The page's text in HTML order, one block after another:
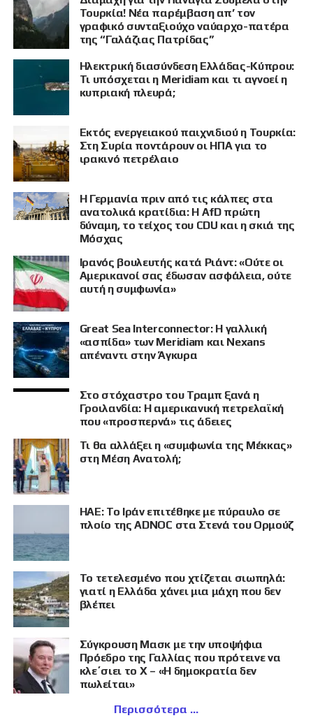
ΠΡΟΒΟΛΗ
Τουρκία! Νέα παρέμβαση απ’ τον
γραφικό συνταξιούχο ναύαρχο-πατέρα
της “Γαλάζιας Πατρίδας”
Ηλεκτρική διασύνδεση Ελλάδας-Κύπρου:
Τι υπόσχεται η Meridiam και τι αγνοεί η
κυπριακή πλευρά;
Εκτός ενεργειακού παιχνιδιού η Τουρκία:
Στη Συρία ποντάρουν οι ΗΠΑ για το
ιρακινό πετρέλαιο
Η Γερμανία πριν από τις κάλπες στα
ανατολικά κρατίδια: Η AfD πρώτη
δύναμη, το τείχος του CDU και η σκιά της
Μόσχας
Ιρανός βουλευτής κατά Ριάντ: «Ούτε οι
Αμερικανοί σας έδωσαν ασφάλεια, ούτε
αυτή η συμφωνία»
Great Sea Interconnector: Η γαλλική
«ασπίδα» των Meridiam και Nexans
απέναντι στην Άγκυρα
Στο στόχαστρο του Τραμπ ξανά η
Γροιλανδία: Η αμερικανική πετρελαϊκή
που «προσπερνά» τις άδειες
Τι θα αλλάξει η «συμφωνία της Μέκκας»
στη Μέση Ανατολή;
ΗΑΕ: Το Ιράν επιτέθηκε με πύραυλο σε
πλοίο της ADNOC στα Στενά του Ορμούζ
Το τετελεσμένο που χτίζεται σιωπηλά:
γιατί η Ελλάδα χάνει μια μάχη που δεν
βλέπει
Σύγκρουση Μασκ με την υποψήφια
Πρόεδρο της Γαλλίας που πρότεινε να
κλε΄σιει το X – «Η δημοκρατία δεν
πωλείται»
Περισσότερα